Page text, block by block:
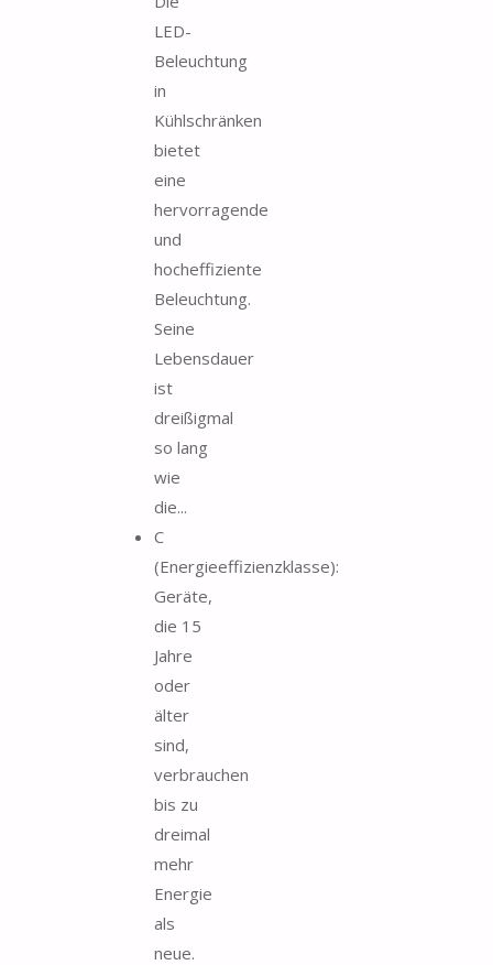
LED-
Beleuchtung
in
Kühlschränken
bietet
eine
hervorragende
und
hocheffiziente
Beleuchtung.
Seine
Lebensdauer
ist
dreißigmal
so lang
wie
die...
C
(Energieeffizienzklasse):
Geräte,
die 15
Jahre
oder
älter
sind,
verbrauchen
bis zu
dreimal
mehr
Energie
als
neue.